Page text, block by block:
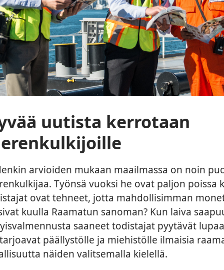
uutista kerrotaan
arvioiden mukaan maailmassa on noin
Työnsä vuoksi he ovat paljon poissa
ovat tehneet, jotta mahdollisimman
kuulla Raamatun sanoman? Kun laiva
saaneet todistajat pyytävät
päällystölle ja miehistölle ilmaisia
näiden valitsemalla kielellä.